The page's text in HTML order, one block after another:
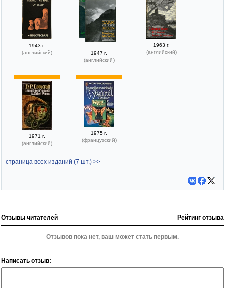
1943 г.
(английский)
1947 г.
(английский)
1963 г.
(английский)
1971 г.
(английский)
1975 г.
(французский)
страница всех изданий (7 шт.) >>
Отзывы читателей Рейтинг отзыва
Отзывов пока нет, ваш может стать первым.
Написать отзыв: